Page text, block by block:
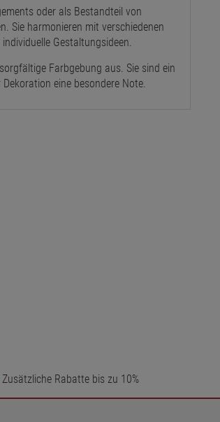
oder als Bestandteil von
Sie harmonieren mit verschiedenen
Gestaltungsideen.
Farbgebung aus. Sie sind ein
Dekoration eine besondere Note.
Zusätzliche Rabatte bis zu 10%